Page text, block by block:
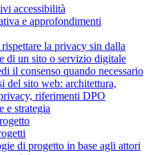
accessibilità
e approfondimenti
la privacy sin dalla
di un sito o servizio digitale
il consenso quando necessario
del sito web: architettura,
riferimenti DPO
e strategia
di progetto in base agli attori